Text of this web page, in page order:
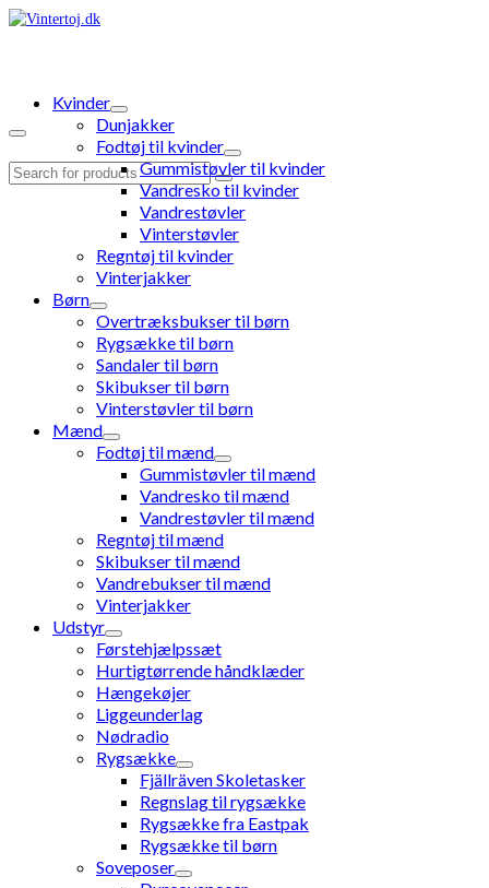
Search
Kvinder
Dunjakker
Fodtøj til kvinder
Gummistøvler til kvinder
Vandresko til kvinder
Vandrestøvler
Vinterstøvler
Regntøj til kvinder
Vinterjakker
Børn
Overtræksbukser til børn
Rygsække til børn
Sandaler til børn
Skibukser til børn
Vinterstøvler til børn
Mænd
Fodtøj til mænd
Gummistøvler til mænd
Vandresko til mænd
Vandrestøvler til mænd
Regntøj til mænd
Skibukser til mænd
Vandrebukser til mænd
Vinterjakker
Udstyr
Førstehjælpssæt
Hurtigtørrende håndklæder
Hængekøjer
Liggeunderlag
Nødradio
Rygsække
Fjällräven Skoletasker
Regnslag til rygsække
Rygsække fra Eastpak
Rygsække til børn
Soveposer